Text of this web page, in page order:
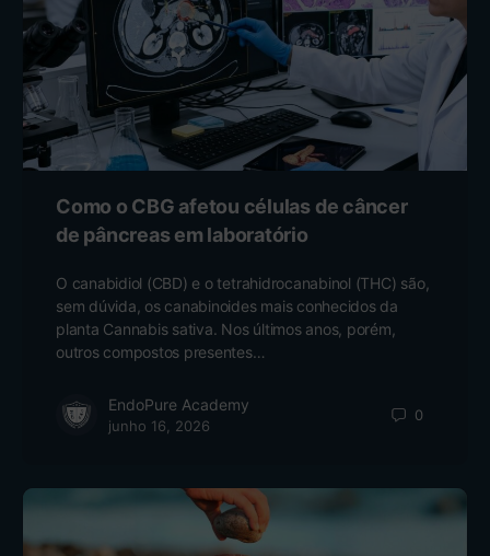
Como o CBG afetou células de câncer
de pâncreas em laboratório
O canabidiol (CBD) e o tetrahidrocanabinol (THC) são,
sem dúvida, os canabinoides mais conhecidos da
planta Cannabis sativa. Nos últimos anos, porém,
outros compostos presentes…
EndoPure Academy
junho 16, 2026
0